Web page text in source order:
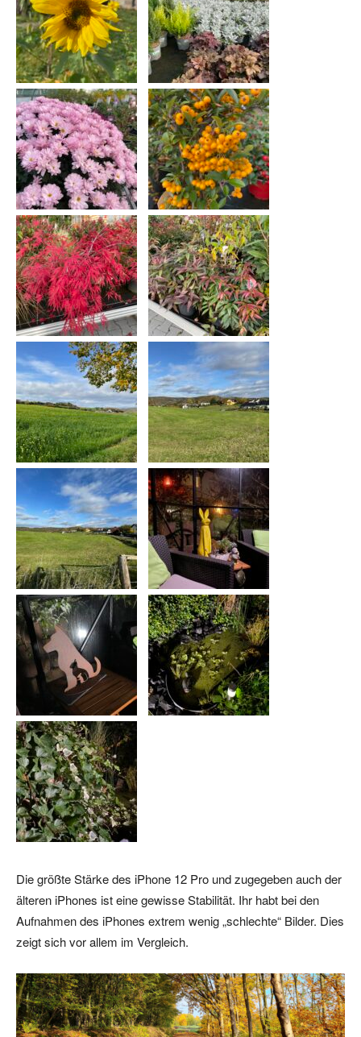
Die größte Stärke des iPhone 12 Pro und zugegeben auch der
älteren iPhones ist eine gewisse Stabilität. Ihr habt bei den
Aufnahmen des iPhones extrem wenig „schlechte“ Bilder. Dies
zeigt sich vor allem im Vergleich.